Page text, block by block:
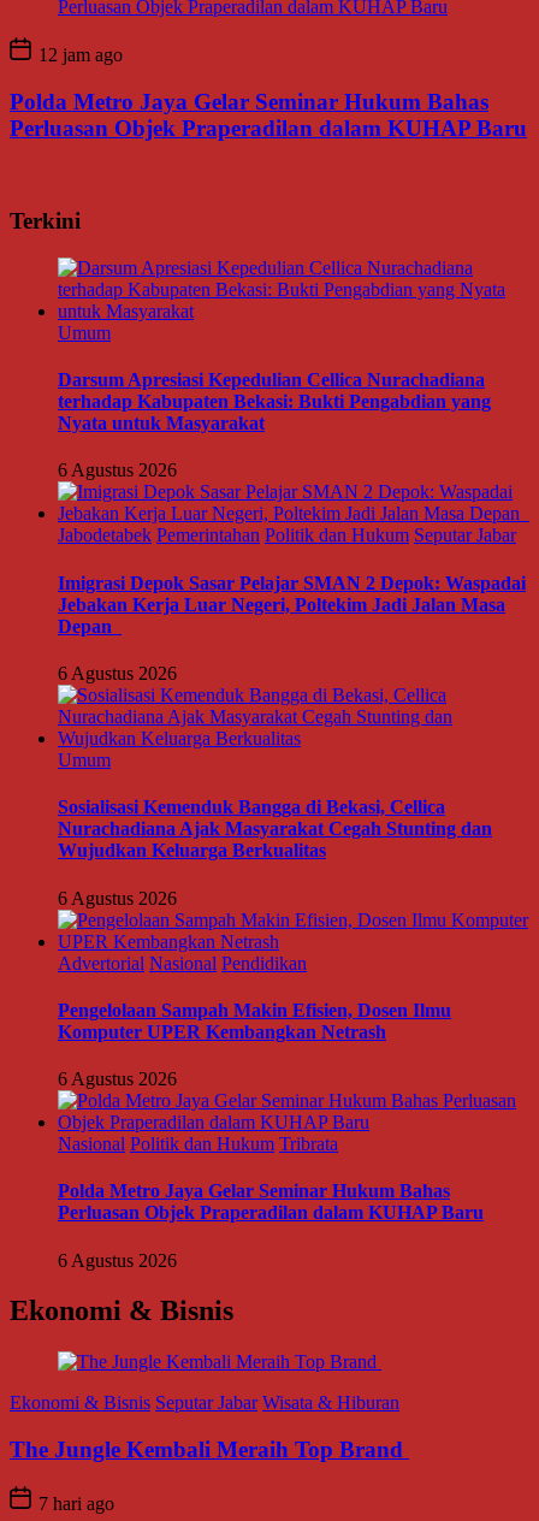
12 jam ago
Polda Metro Jaya Gelar Seminar Hukum Bahas
Perluasan Objek Praperadilan dalam KUHAP Baru
Terkini
Umum
Darsum Apresiasi Kepedulian Cellica Nurachadiana
terhadap Kabupaten Bekasi: Bukti Pengabdian yang
Nyata untuk Masyarakat
6 Agustus 2026
Jabodetabek Pemerintahan Politik dan Hukum Seputar Jabar
Imigrasi Depok Sasar Pelajar SMAN 2 Depok: Waspadai
Jebakan Kerja Luar Negeri, Poltekim Jadi Jalan Masa
Depan
6 Agustus 2026
Umum
Sosialisasi Kemenduk Bangga di Bekasi, Cellica
Nurachadiana Ajak Masyarakat Cegah Stunting dan
Wujudkan Keluarga Berkualitas
6 Agustus 2026
Advertorial Nasional Pendidikan
Pengelolaan Sampah Makin Efisien, Dosen Ilmu
Komputer UPER Kembangkan Netrash
6 Agustus 2026
Nasional Politik dan Hukum Tribrata
Polda Metro Jaya Gelar Seminar Hukum Bahas
Perluasan Objek Praperadilan dalam KUHAP Baru
6 Agustus 2026
Ekonomi & Bisnis
Ekonomi & Bisnis Seputar Jabar Wisata & Hiburan
The Jungle Kembali Meraih Top Brand
7 hari ago